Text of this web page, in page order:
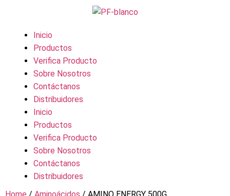
Inicio
Productos
Verifica Producto
Sobre Nosotros
Contáctanos
Distribuidores
Inicio
Productos
Verifica Producto
Sobre Nosotros
Contáctanos
Distribuidores